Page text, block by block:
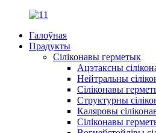
Галоўная
Прадукты
Сіліконавы герметык
Ацэтаксны
Нейтральны
Сіліконавы
Структурны
Каляровы
Сіліконавы